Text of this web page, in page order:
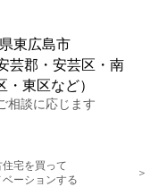
東広島市
芸郡・安芸区・南
・東区など）
相談に応じます
住宅を買って
ベーションする